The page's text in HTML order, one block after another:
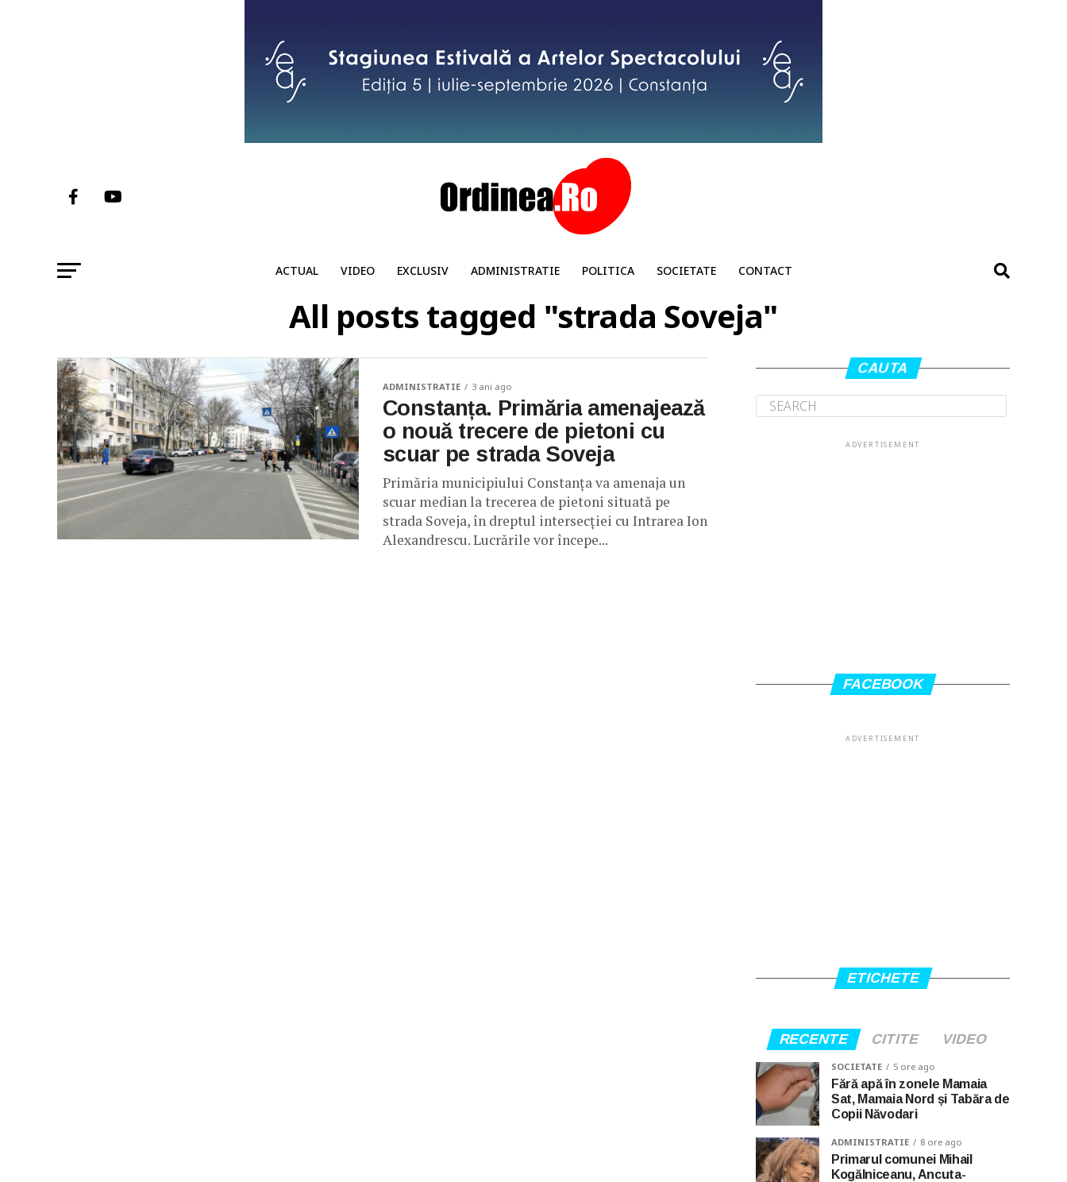
ACTUAL VIDEO EXCLUSIV ADMINISTRATIE POLITICA SOCIETATE CONTACT
All posts tagged "strada Soveja"
ADMINISTRATIE 3 ani ago
Constanța. Primăria amenajează
o nouă trecere de pietoni cu
scuar pe strada Soveja
Primăria municipiului Constanța va amenaja un
scuar median la trecerea de pietoni situată pe
strada Soveja, în dreptul intersecției cu Intrarea Ion
Alexandrescu. Lucrările vor începe...
CAUTA
ADVERTISEMENT
FACEBOOK
ADVERTISEMENT
ETICHETE
RECENTE CITITE VIDEO
SOCIETATE 5 ore ago
Fără apă în zonele Mamaia
Sat, Mamaia Nord și Tabăra de
Copii Năvodari
ADMINISTRATIE 8 ore ago
Primarul comunei Mihail
Kogălniceanu, Ancuta-